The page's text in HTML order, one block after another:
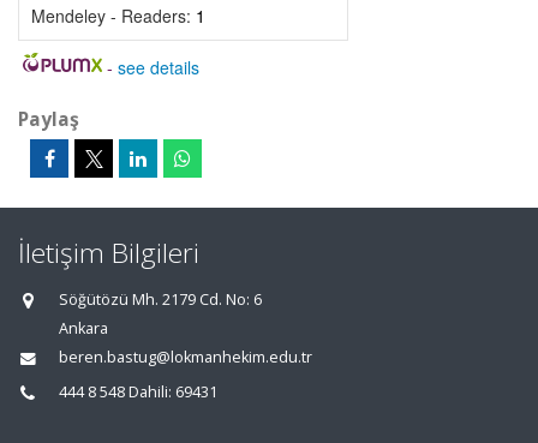
Mendeley - Readers: 1
- see details
Paylaş
İletişim Bilgileri
Söğütözü Mh. 2179 Cd. No: 6
Ankara
beren.bastug@lokmanhekim.edu.tr
444 8 548 Dahili: 69431